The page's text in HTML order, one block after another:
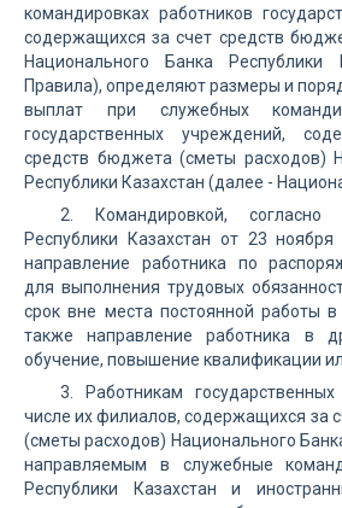
командировках работников
содержащихся за счет средств
Национального Банка
Правила), определяют размеры и
выплат при служебных
государственных учреждений,
средств бюджета (сметы расходов)
Республики Казахстан (далее -
2. Командировкой, согласно
Республики Казахстан от 23
направление работника по
для выполнения трудовых
срок вне места постоянной работы
также направление работника в
обучение, повышение квалификации
3. Работникам
числе их филиалов, содержащихся за
(сметы расходов) Национального
направляемым в служебные
Республики Казахстан и